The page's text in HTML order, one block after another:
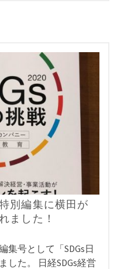
別編集に横田が
ました！
集号として「SDGs日
した。 日経SDGs経営